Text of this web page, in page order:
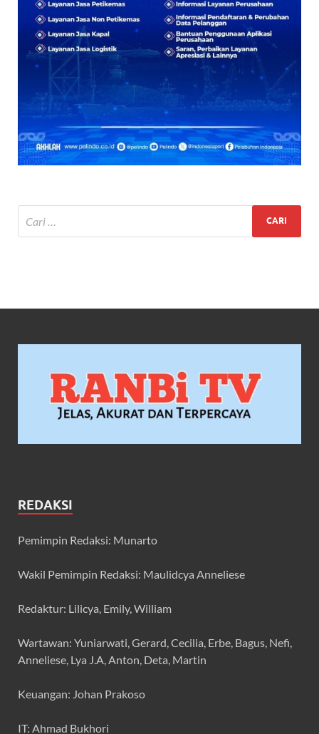
REDAKSI
Pemimpin Redaksi: Munarto
Wakil Pemimpin Redaksi: Maulidcya Anneliese
Redaktur: Lilicya, Emily, William
Wartawan: Yuniarwati, Gerard, Cecilia, Erbe, Bagus, Nefi,
Anneliese, Lya J.A, Anton, Deta, Martin
Keuangan: Johan Prakoso
IT: Ahmad Bukhori